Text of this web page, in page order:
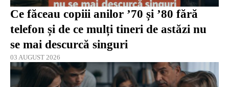
Ce făceau copiii anilor ’70 și ’80 fără
telefon și de ce mulți tineri de astăzi nu
se mai descurcă singuri
03 AUGUST 2026